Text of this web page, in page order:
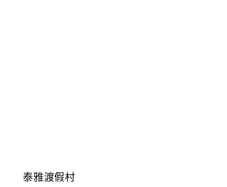
泰雅渡假村